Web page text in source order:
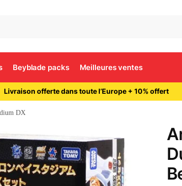
Beyblade packs Meilleures ventes
Livraison offerte dans toute l’Europe + 10% offert
DX